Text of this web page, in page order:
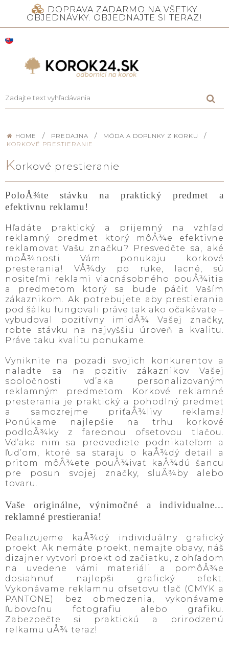
DOPRAVA ZADARMO NA VŠETKY
OBJEDNÁVKY. OBJEDNAJTE SI TERAZ!
HOME / PREDAJNA / MÓDA A DOPLNKY Z KORKU /
KORKOVÉ PRESTIERANIE
Korkové prestieranie
PoloÅ¾te stávku na praktický predmet a
efektivnu reklamu!
Hľadáte praktický a prijemný na vzhľad
reklamný predmet ktorý môÅ¾e efektivne
reklamovať Vašu značku? Presvedčte sa, aké
moÅ¾nosti Vám ponukaju korkové
presterania! VÅ¾dy po ruke, lacné, sú
nositeľmi reklami viacnásobného pouÅ¾itia
a predmetom ktorý sa bude páčiť Vaším
zákaznikom. Ak potrebujete aby prestierania
pod šálku fungovali práve tak ako očakávate –
vybudoval pozitívny imidÅ¾ Vašej značky,
robte stávku na najvyššiu úroveň a kvalitu.
Práve taku kvalitu ponukame.
Vyniknite na pozadi svojich konkurentov a
naladte sa na pozitiv zákaznikov Vašej
spoločnosti vd’aka personalizovaným
reklamným predmetom. Korkové reklamné
presterania je praktický a pohodlný predmet
a samozrejme priťaÅ¾livy reklama!
Ponúkame najlepšie na trhu korkové
podloÅ¾ky z farebnou ofsetovou tlačou.
Vd’aka nim sa predvediete podnikateľom a
ľud’om, ktoré sa staraju o kaÅ¾dý detail a
pritom môÅ¾ete pouÅ¾ivať kaÅ¾dú šancu
pre posun svojej značky, sluÅ¾by alebo
tovaru.
Vaše originálne, výnimočné a individualne...
reklamné prestierania!
Realizujeme kaÅ¾dý individuálny grafický
proekt. Ak nemáte proekt, nemajte obavy, náš
dizajner vytvori proekt od začiatku, z ohľadom
na uvedene vámi materiáli a pomôÅ¾e
dosiahnuť najlepši grafický efekt.
Vykonávame reklamnu ofsetovu tlač (CMYK a
PANTONE) bez obmedzenia, vykonávame
ľubovoľnu fotografiu alebo grafiku.
Zabezpečte si praktickú a prirodzenú
relkamu uÅ¾ teraz!